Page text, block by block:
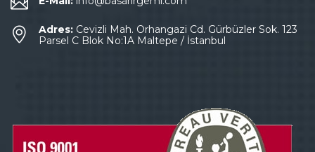
Adres: Cevizli Mah. Orhangazi Cd. Gürbüzler Sok. 123
Parsel C Blok No:1A Maltepe / İstanbul